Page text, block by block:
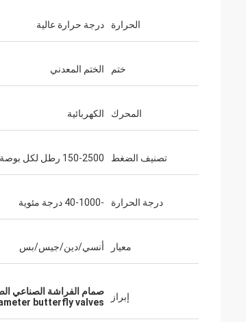
الحرارة درجة حرارة عالية
ختم الختم المعدني
المحرك الكهربائية
تصنيف الضغط 150-2500 رطل لكل بوصة مربعة
درجة الحرارة -40-1000 درجة مئوية
معيار أنسي/دين/جيس/بس
إبراز صمام الفراشة الصناعي
butterfly valves